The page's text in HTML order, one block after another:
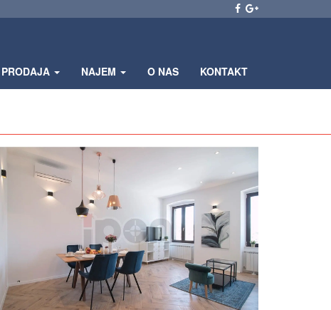
PRODAJA NAJEM O NAS KONTAKT